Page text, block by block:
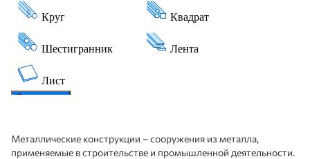
Металлические конструкции – сооружения из металла,
применяемые в строительстве и промышленной деятельности.